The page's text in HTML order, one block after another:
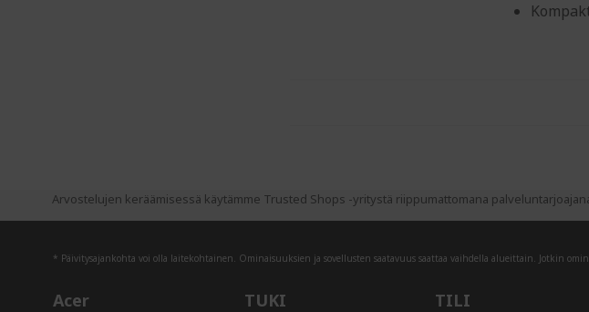
Arvostelujen keräämisessä käytämme Trusted Shops -yritystä riippumattomana
* Päivitysajankohta voi olla laitekohtainen. Ominaisuuksien ja sovellusten saatavuus saattaa vaihdella alueittain. Jotkin
Acer TUKI TILI